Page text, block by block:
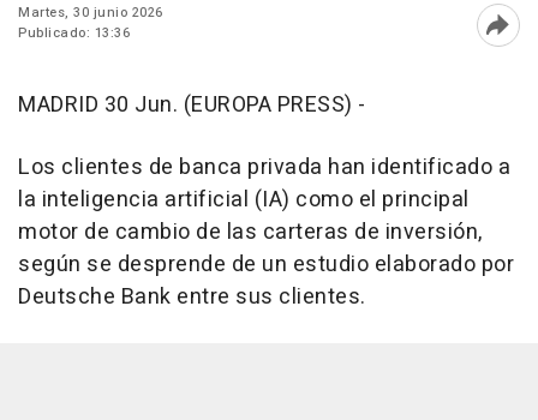
Martes, 30 junio 2026
Publicado: 13:36
MADRID 30 Jun. (EUROPA PRESS) -
Los clientes de banca privada han identificado a
la inteligencia artificial (IA) como el principal
motor de cambio de las carteras de inversión,
según se desprende de un estudio elaborado por
Deutsche Bank entre sus clientes.